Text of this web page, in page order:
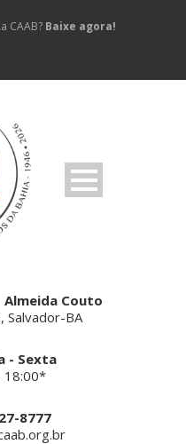
CAAB? Baixe agora!
Almeida Couto
Salvador-BA
- Sexta
18:00*
8777